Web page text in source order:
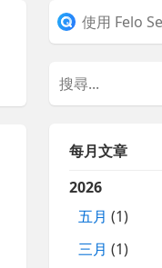
每月文章
2026
五月 (1)
三月 (1)